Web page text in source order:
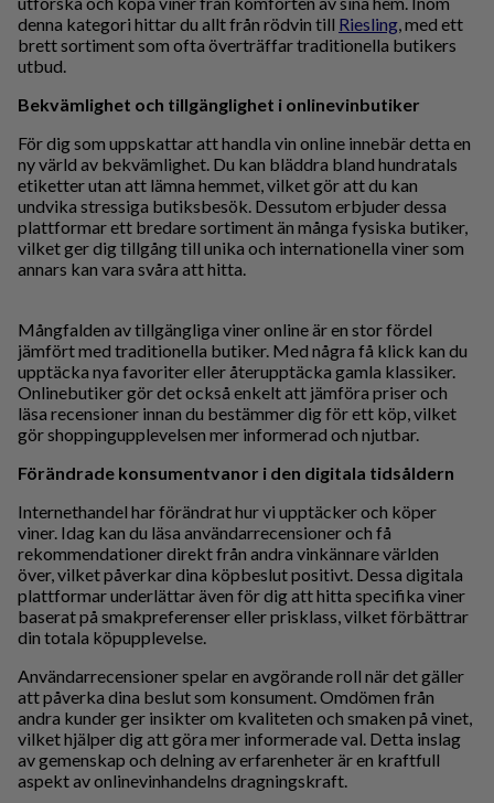
denna kategori hittar du allt från rödvin till Riesling , med ett
brett sortiment som ofta överträffar traditionella butikers
utbud.
Bekvämlighet och tillgänglighet i onlinevinbutiker
För dig som uppskattar att handla vin online innebär detta en
ny värld av bekvämlighet. Du kan bläddra bland hundratals
etiketter utan att lämna hemmet, vilket gör att du kan
undvika stressiga butiksbesök. Dessutom erbjuder dessa
plattformar ett bredare sortiment än många fysiska butiker,
vilket ger dig tillgång till unika och internationella viner som
annars kan vara svåra att hitta.
Mångfalden av tillgängliga viner online är en stor fördel
jämfört med traditionella butiker. Med några få klick kan du
upptäcka nya favoriter eller återupptäcka gamla klassiker.
Onlinebutiker gör det också enkelt att jämföra priser och
läsa recensioner innan du bestämmer dig för ett köp, vilket
gör shoppingupplevelsen mer informerad och njutbar.
Förändrade konsumentvanor i den digitala tidsåldern
Internethandel har förändrat hur vi upptäcker och köper
viner. Idag kan du läsa användarrecensioner och få
rekommendationer direkt från andra vinkännare världen
över, vilket påverkar dina köpbeslut positivt. Dessa digitala
plattformar underlättar även för dig att hitta specifika viner
baserat på smakpreferenser eller prisklass, vilket förbättrar
din totala köpupplevelse.
Användarrecensioner spelar en avgörande roll när det gäller
att påverka dina beslut som konsument. Omdömen från
andra kunder ger insikter om kvaliteten och smaken på vinet,
vilket hjälper dig att göra mer informerade val. Detta inslag
av gemenskap och delning av erfarenheter är en kraftfull
aspekt av onlinevinhandelns dragningskraft.